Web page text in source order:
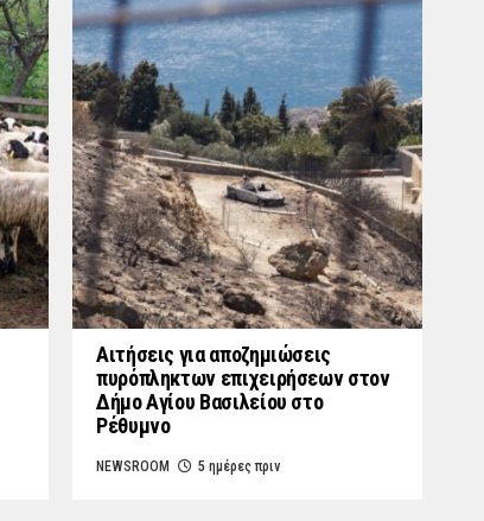
Αιτήσεις για αποζημιώσεις
πυρόπληκτων επιχειρήσεων στον
Δήμο Αγίου Βασιλείου στο
Ρέθυμνο
NEWSROOM 5 ημέρες πριν